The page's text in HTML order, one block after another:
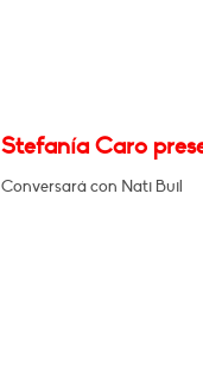
Stefanía Caro
Conversará con Nati Buil